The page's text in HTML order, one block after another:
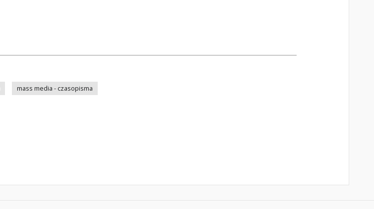
mass media - czasopisma